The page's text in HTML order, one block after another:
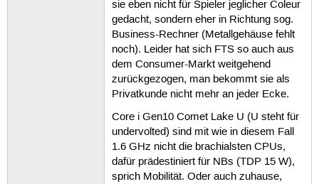
sie eben nicht für Spieler jeglicher Coleur
gedacht, sondern eher in Richtung sog.
Business-Rechner (Metallgehäuse fehlt
noch). Leider hat sich FTS so auch aus
dem Consumer-Markt weitgehend
zurückgezogen, man bekommt sie als
Privatkunde nicht mehr an jeder Ecke.
Core i Gen10 Comet Lake U (U steht für
undervolted) sind mit wie in diesem Fall
1.6 GHz nicht die brachialsten CPUs,
dafür prädestiniert für NBs (TDP 15 W),
sprich Mobilität. Oder auch zuhause,